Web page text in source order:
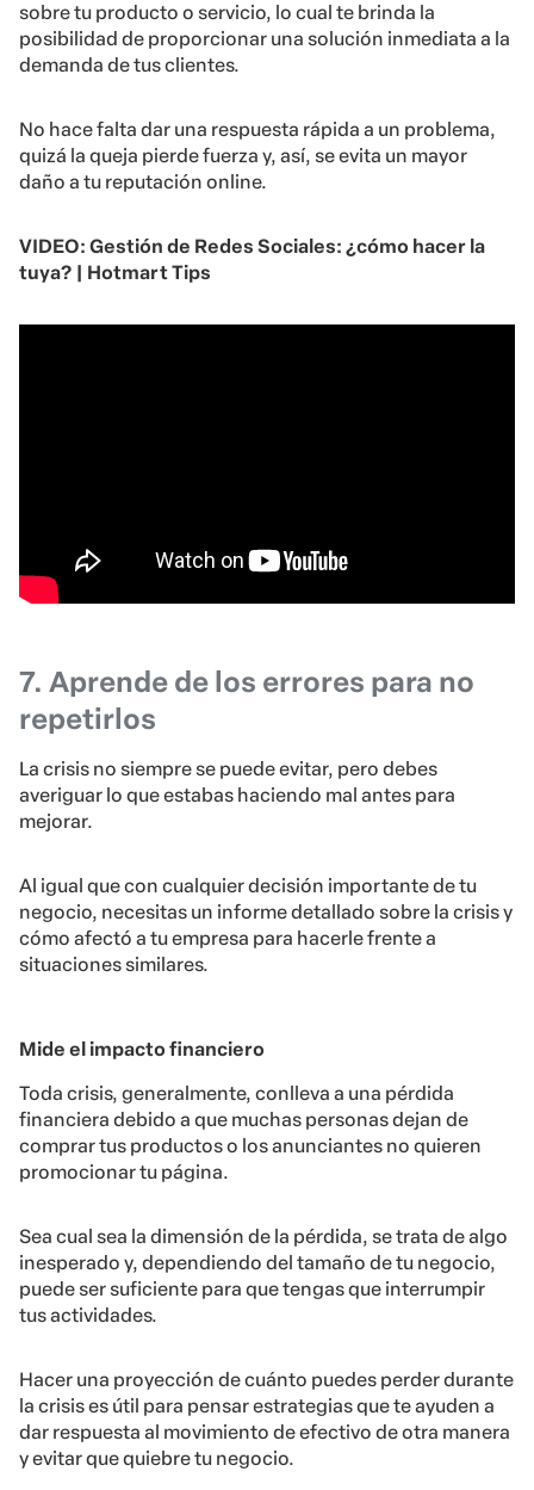
sobre tu producto o servicio, lo cual te brinda la
posibilidad de proporcionar una solución inmediata a la
demanda de tus clientes.
No hace falta dar una respuesta rápida a un problema,
quizá la queja pierde fuerza y, así, se evita un mayor
daño a tu reputación online.
VIDEO: Gestión de Redes Sociales: ¿cómo hacer la
tuya? | Hotmart Tips
7. Aprende de los errores para no
repetirlos
La crisis no siempre se puede evitar, pero debes
averiguar lo que estabas haciendo mal antes para
mejorar.
Al igual que con cualquier decisión importante de tu
negocio, necesitas un informe detallado sobre la crisis y
cómo afectó a tu empresa para hacerle frente a
situaciones similares.
Mide el impacto financiero
Toda crisis, generalmente, conlleva a una pérdida
financiera debido a que muchas personas dejan de
comprar tus productos o los anunciantes no quieren
promocionar tu página.
Sea cual sea la dimensión de la pérdida, se trata de algo
inesperado y, dependiendo del tamaño de tu negocio,
puede ser suficiente para que tengas que interrumpir
tus actividades.
Hacer una proyección de cuánto puedes perder durante
la crisis es útil para pensar estrategias que te ayuden a
dar respuesta al movimiento de efectivo de otra manera
y evitar que quiebre tu negocio.